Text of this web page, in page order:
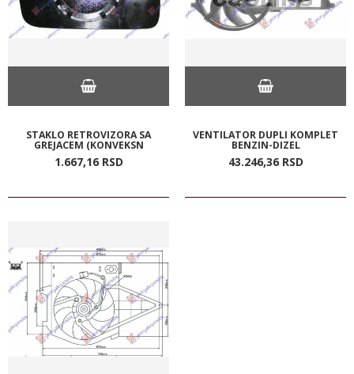
STAKLO RETROVIZORA SA
GREJACEM (KONVEKSN
1.667,16 RSD
VENTILATOR DUPLI KOMPLET
BENZIN-DIZEL
43.246,36 RSD